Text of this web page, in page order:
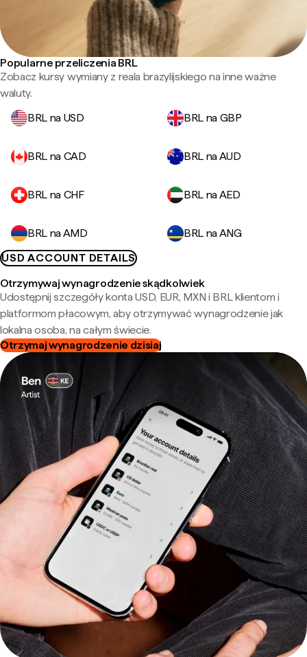
Popularne przeliczenia BRL
Zobacz kursy wymiany z reala brazylijskiego na inne ważne
waluty.
BRL na USD
BRL na GBP
BRL na CAD BRL na AUD
BRL na CHF BRL na AED
BRL na AMD
BRL na ANG
USD ACCOUNT DETAILS
Otrzymywaj wynagrodzenie skądkolwiek
Udostępnij szczegóły konta USD, EUR, MXN i BRL klientom i
platformom płacowym, aby otrzymywać wynagrodzenie jak
lokalna osoba, na całym świecie.
Otrzymaj wynagrodzenie dzisiaj